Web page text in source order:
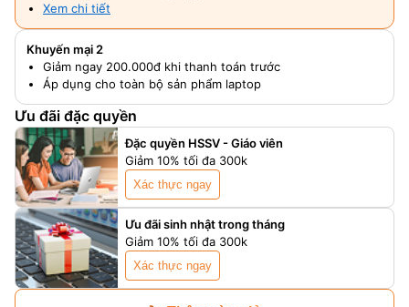
Xem chi tiết
Khuyến mại 2
Giảm ngay 200.000đ khi thanh toán trước
Áp dụng cho toàn bộ sản phẩm laptop
Ưu đãi đặc quyền
Đặc quyền HSSV - Giáo viên
Giảm 10% tối đa 300k
Xác thực ngay
Ưu đãi sinh nhật trong tháng
Giảm 10% tối đa 300k
Xác thực ngay